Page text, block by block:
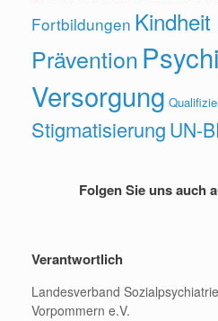
Fortbildungen
Prävention
Versorgung
Stigmatisierung UN-
Folgen Sie uns auch
Verantwortlich
Landesverband
Vorpommern e.V.